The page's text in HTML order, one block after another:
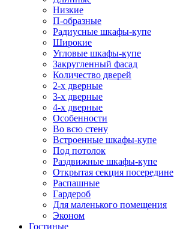
Низкие
П-образные
Радиусные шкафы-купе
Широкие
Угловые шкафы-купе
Закругленный фасад
Количество дверей
2-х дверные
3-х дверные
4-х дверные
Особенности
Во всю стену
Встроенные шкафы-купе
Под потолок
Раздвижные шкафы-купе
Открытая секция посередине
Распашные
Гардероб
Для маленького помещения
Эконом
Гостиные